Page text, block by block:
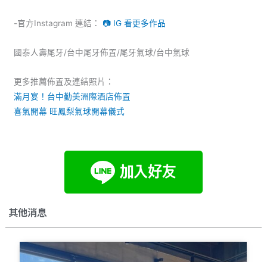
-官方Instagram 連結： 📷 IG 看更多作品
國泰人壽尾牙/台中尾牙佈置/尾牙氣球/台中氣球
更多推薦佈置及連結照片：
滿月宴！台中勤美洲際酒店佈置
喜氣開幕 旺鳳梨氣球開幕儀式
其他消息
PagePage